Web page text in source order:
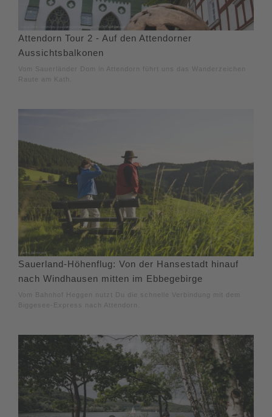
Attendorn Tour 2 - Auf den Attendorner
Aussichtsbalkonen
Vom Sauerländer Dom in Attendorn führt uns das Wanderzeichen
Raute am Kath.
Sauerland-Höhenflug: Von der Hansestadt hinauf
nach Windhausen mitten im Ebbegebirge
Vom Bahnhof Heggen nutzt Du die schnelle Verbindung mit dem
Biggesee-Express nach Attendorn.